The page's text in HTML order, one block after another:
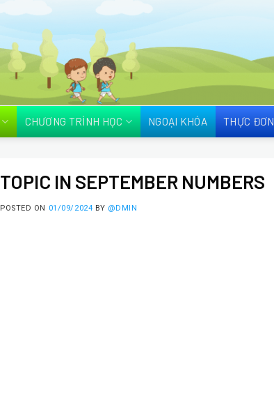
CHƯƠNG TRÌNH HỌC NGOẠI KHÓA THỰC ĐƠN
TOPIC IN SEPTEMBER NUMBERS
POSTED ON 01/09/2024 BY @DMIN